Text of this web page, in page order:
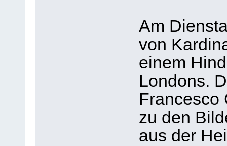
Am
von
einem
Londons.
Francesco
zu den
aus der